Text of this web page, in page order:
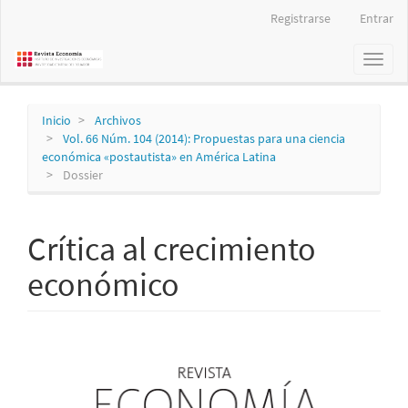
principal
Registrarse Entrar
Toggle
Inicio
Archivos
Vol. 66 Núm. 104 (2014): Propuestas para una ciencia
económica «postautista» en América Latina
Dossier
Crítica al crecimiento
económico